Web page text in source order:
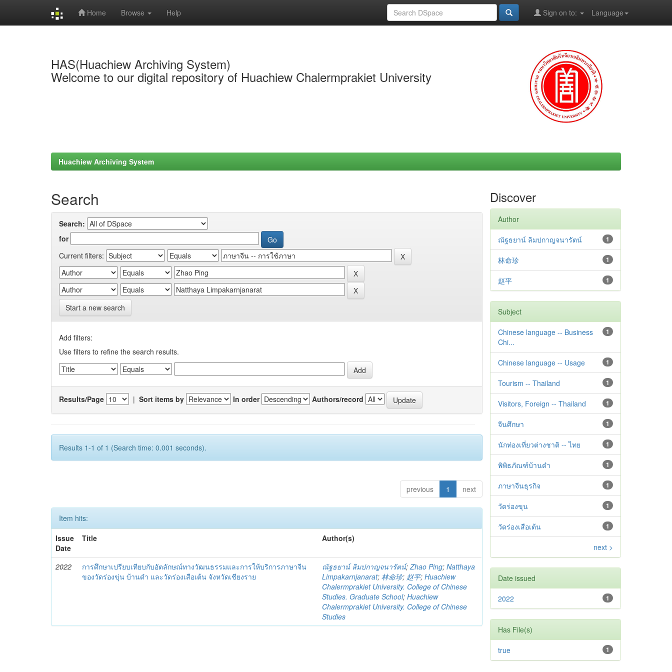
Home Browse Help Language
Sign on to:
HAS(Huachiew Archiving System)
Welcome to our digital repository of Huachiew Chalermprakiet University
Huachiew Archiving System
Search
Search:
for
Current filters:
Start a new search
Add filters:
Use filters to refine the search results.
Results/Page | Sort items by In order Authors/record
Results 1-1 of 1 (Search time: 0.001 seconds).
previous 1 next
Item hits:
Issue
Date
Title Author(s)
2022
การศึกษาเปรียบเทียบกับอัตลักษณ์ทางวัฒนธรรมและการให้บริการภาษาจีน
ของวัดร่องขุ่น บ้านดำ และวัดร่องเสือเต้น จังหวัดเชียงราย
ณัฐธยาน์ ลิมปกาญจนารัตน์;Zhao Ping;Natthaya
Limpakarnjanarat;林命珍; 赵平;Huachiew
Chalermprakiet University. College of Chinese
Studies. Graduate School;Huachiew
Chalermprakiet University. College of Chinese
Studies
Discover
Author
1
ณัฐธยาน์ ลิมปกาญจนารัตน์
1
林命珍
1
赵平
Subject
1
Chinese language -- Business
Chi...
1
Chinese language -- Usage
1
Tourism -- Thailand
1
Visitors, Foreign -- Thailand
1
จีนศึกษา
1
นักท่องเที่ยวต่างชาติ -- ไทย
1
พิพิธภัณฑ์บ้านดำ
1
ภาษาจีนธุรกิจ
1
วัดร่องขุน
1
วัดร่องเสือเต้น
next >
Date issued
1
2022
Has File(s)
1
true